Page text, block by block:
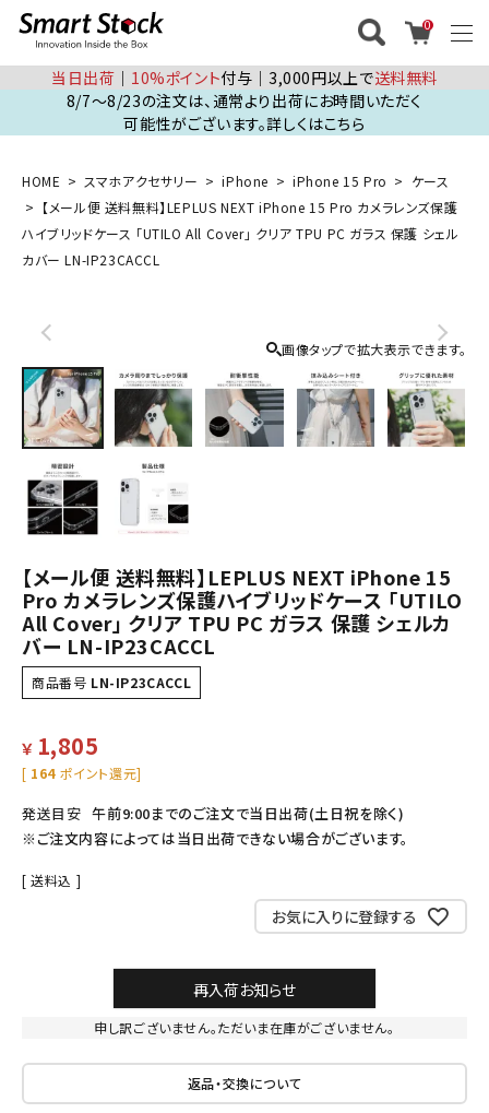
0
当日出荷 │ 10%ポイント付与│3,000円以上で送料無料
8/7～8/23の注文は、通常より出荷にお時間いただく
可能性がございます。詳しくはこちら
HOME スマホアクセサリー iPhone iPhone 15 Pro
ケース
【メール便 送料無料】LEPLUS NEXT iPhone 15 Pro カメラレンズ保護
ハイブリッドケース 「UTILO All Cover」 クリア TPU PC ガラス 保護 シェル
カバー LN-IP23CACCL
画像タップで拡大表示できます。
【メール便 送料無料】LEPLUS NEXT iPhone 15
Pro カメラレンズ保護ハイブリッドケース 「UTILO
All Cover」 クリア TPU PC ガラス 保護 シェルカ
バー LN-IP23CACCL
商品番号 LN-IP23CACCL
￥ 1,805
[ 164 ポイント還元]
発送目安 午前9:00までのご注文で当日出荷(土日祝を除く)
※ご注文内容によっては当日出荷できない場合がございます。
送料込
お気に入りに登録する
再入荷お知らせ
申し訳ございません。ただいま在庫がございません。
返品・交換について